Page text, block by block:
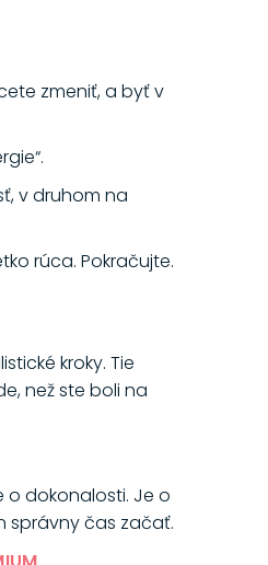
zmeniť, a byť v
v druhom na
rúca. Pokračujte.
kroky. Tie
než ste boli na
o dokonalosti. Je o
správny čas začať.